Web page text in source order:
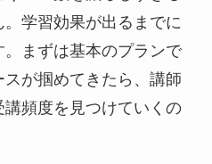
学習効果が出るまでに
まずは基本のプランで
が掴めてきたら、講師
頻度を見つけていくの